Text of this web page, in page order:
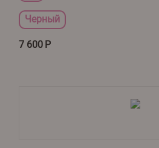
Черный
7 600 Р